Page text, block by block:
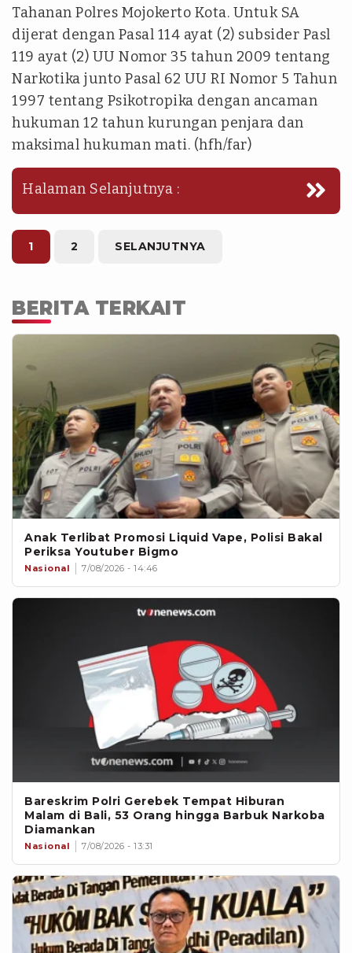
Tahanan Polres Mojokerto Kota. Untuk SA
dijerat dengan Pasal 114 ayat (2) subsider Pasl
119 ayat (2) UU Nomor 35 tahun 2009 tentang
Narkotika junto Pasal 62 UU RI Nomor 5 Tahun
1997 tentang Psikotropika dengan ancaman
hukuman 12 tahun kurungan penjara dan
maksimal hukuman mati. (hfh/far)
Halaman Selanjutnya :
1 2 SELANJUTNYA
BERITA TERKAIT
Anak Terlibat Promosi Liquid Vape, Polisi Bakal
Periksa Youtuber Bigmo
Nasional 7/08/2026 - 14:46
Bareskrim Polri Gerebek Tempat Hiburan
Malam di Bali, 53 Orang hingga Barbuk Narkoba
Diamankan
Nasional 7/08/2026 - 13:31